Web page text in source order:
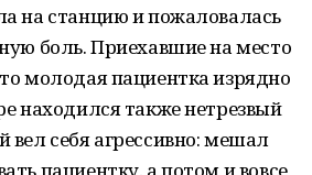
на станцию и пожаловалась
боль. Приехавшие на место
молодая пациентка изрядно
находился также нетрезвый
себя агрессивно: мешал